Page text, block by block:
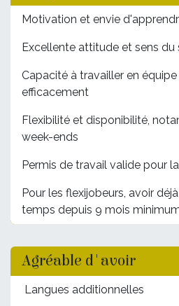
Motivation et envie
Excellente attitude et sens du
Capacité à travailler en
efficacement
Flexibilité et disponibilité,
week-ends
Permis de travail valide pour
Pour les flexijobeurs, avoir
temps depuis 9 mois
Agréable d'avoir
Langues additionnelles